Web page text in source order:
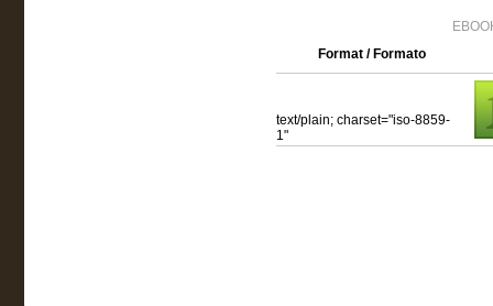
Format / Formato
text/plain; charset="iso-8859-
1"